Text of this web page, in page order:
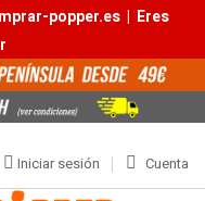
popper.es| Eres
Cuenta
Iniciar sesión